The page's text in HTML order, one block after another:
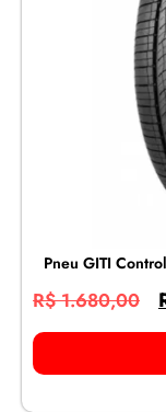
Pneu GITI
R$1.680,00